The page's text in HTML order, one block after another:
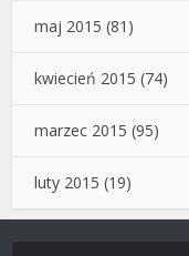
maj 2015 (81)
kwiecień 2015 (74)
marzec 2015 (95)
luty 2015 (19)